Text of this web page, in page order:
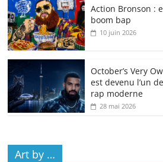
Action Bronson :
boom bap
10 juin 2026
October’s Very
est devenu l’un
rap moderne
28 mai 2026
Art by …